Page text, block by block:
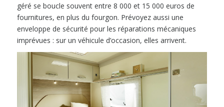
géré se boucle souvent entre 8 000 et 15 000 euros de
fournitures, en plus du fourgon. Prévoyez aussi une
enveloppe de sécurité pour les réparations mécaniques
imprévues : sur un véhicule d’occasion, elles arrivent.